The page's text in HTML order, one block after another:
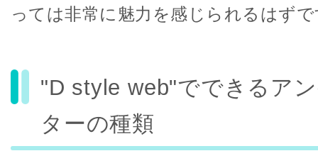
っては非常に魅力を感じられるはず
"D style web"でできるア
ターの種類